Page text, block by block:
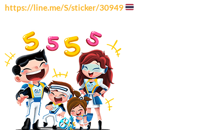
https://line.me/S/sticker/30949